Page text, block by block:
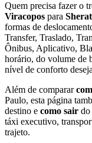
Quem precisa fazer o
Viracopos para
formas de
Transfer, Traslado,
Ônibus, Aplicativo,
horário, do volume de
nível de conforto
Além de comparar
Paulo, esta página
destino e como sair do
táxi executivo,
trajeto.